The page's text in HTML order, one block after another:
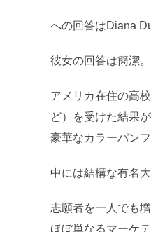
への回答はDiana
彼女の回答は簡潔
アメリカ在住の高
ど）を受けた結果
豪華なカラーパン
中には結構な有名
志願者を一人でも
ほぼ単なるマーケ